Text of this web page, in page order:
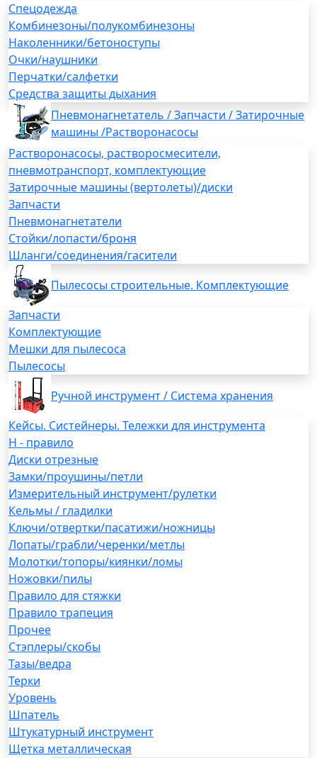
Спецодежда
Комбинезоны/полукомбинезоны
Наколенники/бетоноступы
Очки/наушники
Перчатки/салфетки
Средства защиты дыхания
Пневмонагнетатель / Запчасти / Затирочные
машины /Растворонасосы
Растворонасосы, растворосмесители,
пневмотранспорт, комплектующие
Затирочные машины (вертолеты)/диски
Запчасти
Пневмонагнетатели
Стойки/лопасти/броня
Шланги/соединения/гасители
Пылесосы строительные. Комплектующие
Запчасти
Комплектующие
Мешки для пылесоса
Пылесосы
Ручной инструмент / Система хранения
Кейсы. Систейнеры. Тележки для инструмента
H - правило
Диски отрезные
Замки/проушины/петли
Измерительный инструмент/рулетки
Кельмы / гладилки
Ключи/отвертки/пасатижи/ножницы
Лопаты/грабли/черенки/метлы
Молотки/топоры/киянки/ломы
Ножовки/пилы
Правило для стяжки
Правило трапеция
Прочее
Стэплеры/скобы
Тазы/ведра
Терки
Уровень
Шпатель
Штукатурный инструмент
Щетка металлическая